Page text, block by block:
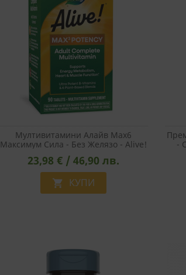
Мултивитамини Алайв Max6
Максимум Сила - Без Желязо - Alive!
® Max6 Potency Multivitamin, 90
Капсули
23,98 € / 46,90 лв.
 КУПИ
-